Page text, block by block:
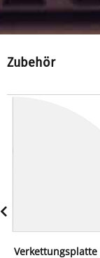
Zubehör
Verkettungsplatte